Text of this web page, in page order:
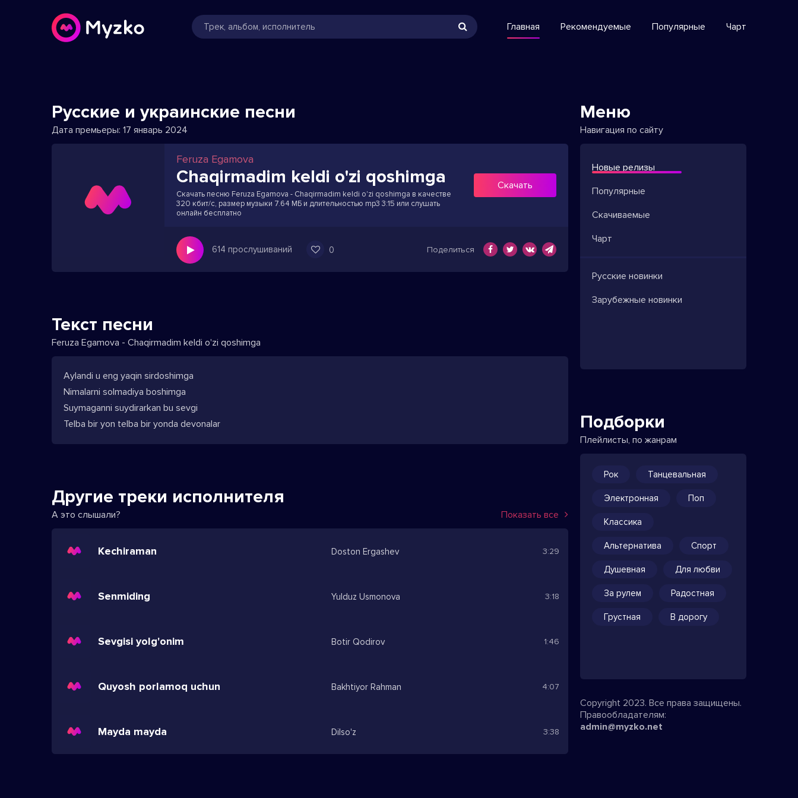
Главная Рекомендуемые Популярные Чарт
Русские и украинские песни
Дата премьеры: 17 январь 2024
Feruza Egamova
Chaqirmadim keldi o'zi qoshimga
Скачать песню Feruza Egamova - Chaqirmadim keldi o'zi qoshimga в качестве
320 кбит/с, размер музыки 7.64 МБ и длительностью mp3 3:15 или слушать
онлайн бесплатно
Скачать
614 прослушиваний 0 Поделиться
Текст песни
Feruza Egamova - Chaqirmadim keldi o'zi qoshimga
Aylandi u eng yaqin sirdoshimga
Nimalarni solmadiya boshimga
Suymaganni suydirarkan bu sevgi
Telba bir yon telba bir yonda devonalar
Другие треки исполнителя
А это слышали? Показать все
Kechiraman Doston Ergashev 3:29
Senmiding Yulduz Usmonova 3:18
Sevgisi yolg'onim Botir Qodirov 1:46
Quyosh porlamoq uchun Bakhtiyor Rahman 4:07
Mayda mayda Dilso'z 3:38
Меню
Навигация по сайту
Новые релизы
Популярные
Скачиваемые
Чарт
Русские новинки
Зарубежные новинки
Подборки
Плейлисты, по жанрам
Рок Танцевальная
Электронная Поп
Классика
Альтернатива Спорт
Душевная Для любви
За рулем Радостная
Грустная В дорогу
Copyright 2023. Все права защищены.
Правообладателям:
admin@myzko.net